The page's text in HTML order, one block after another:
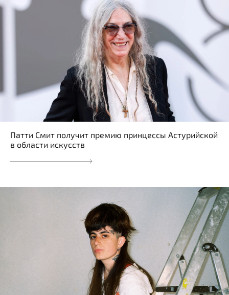
Патти Смит получит премию принцессы Астурийской
в области искусств